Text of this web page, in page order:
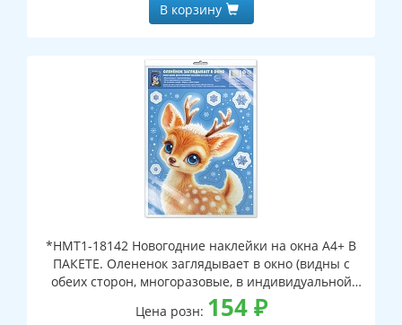
В корзину
*НМТ1-18142 Новогодние наклейки на окна А4+ В
ПАКЕТЕ. Олененок заглядывает в окно (видны с
обеих сторон, многоразовые, в индивидуальной
упаковке, с европодвесом и клеевым клапаном)
Цена розн: 154₽